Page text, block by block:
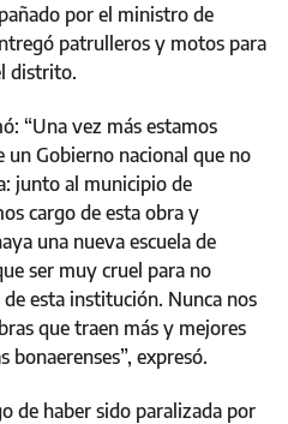
por el ministro de
patrulleros y motos para
distrito.
“Una vez más estamos
un Gobierno nacional que no
junto al municipio de
cargo de esta obra y
una nueva escuela de
ser muy cruel para no
esta institución. Nunca nos
que traen más y mejores
bonaerenses”, expresó.
de haber sido paralizada por